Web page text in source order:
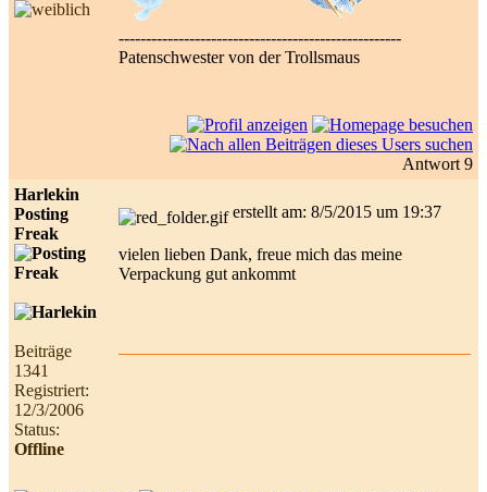
----------------------------------------------------
Patenschwester von der Trollsmaus
Antwort 9
Harlekin
Posting
Freak
Beiträge
1341
Registriert:
12/3/2006
Status:
Offline
erstellt am: 8/5/2015 um 19:37
vielen lieben Dank, freue mich das meine
Verpackung gut ankommt